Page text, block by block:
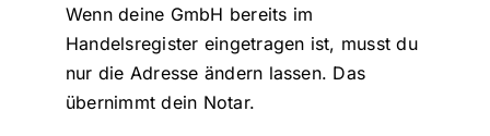
Wenn deine GmbH bereits im
Handelsregister eingetragen ist, musst du
nur die Adresse ändern lassen. Das
übernimmt dein Notar.